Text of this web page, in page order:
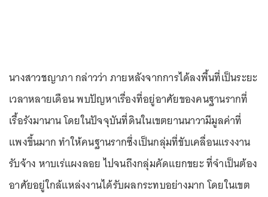
นางสาวชญาภา กล่าวว่า ภายหลังจากการได้ลงพื้นที่เป็นระยะ
เวลาหลายเดือน พบปัญหาเรื่องที่อยู่อาศัยของคนฐานรากที่
เรื้อรังมานาน โดยในปัจจุบันที่ดินในเขตยานนาวามีมูลค่าที่
แพงขึ้นมาก ทำให้คนฐานรากซึ่งเป็นกลุ่มที่ขับเคลื่อนแรงงาน
รับจ้าง หาบเร่แผงลอย ไปจนถึงกลุ่มคัดแยกขยะ ที่จำเป็นต้อง
อาศัยอยู่ใกล้แหล่งงานได้รับผลกระทบอย่างมาก โดยในเขต